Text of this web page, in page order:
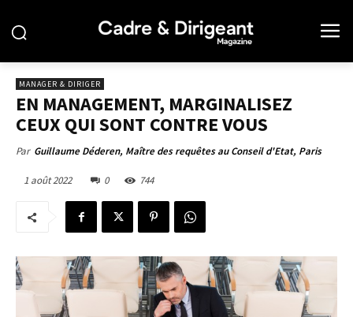
MANAGER & DIRIGER
EN MANAGEMENT, MARGINALISEZ
CEUX QUI SONT CONTRE VOUS
Par Guillaume Déderen, Maître des requêtes au Conseil d'Etat, Paris
1 août 2022 0 744